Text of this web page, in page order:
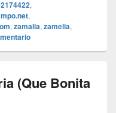
,
,
, zamalia, zamelia,
(Que Bonita